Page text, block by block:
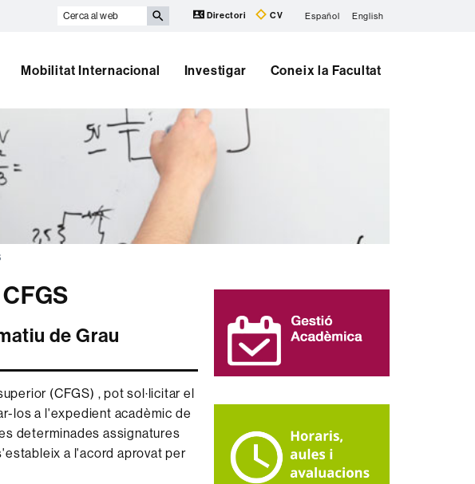
Cerca
Directori CV Español English
Mobilitat Internacional Investigar Coneix la Facultat
de Grau
(CFGS) , pot sol·licitar el
los a l'expedient acadèmic de
determinades assignatures
a l'acord aprovat per
Informació
complementària